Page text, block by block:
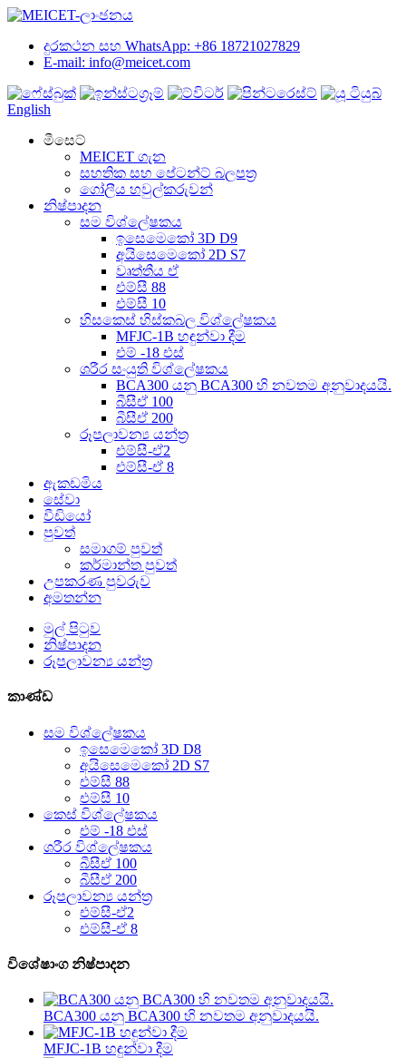
දුරකථන සහ WhatsApp: +86 18721027829
E-mail: info@meicet.com
English
මීසෙට්
MEICET ගැන
සහතික සහ පේටන්ට් බලපත්‍ර
ගෝලීය හවුල්කරුවන්
නිෂ්පාදන
සම විශ්ලේෂකය
ඉසෙමෙකෝ 3D D9
අයිසෙමෙකෝ 2D S7
වෘත්තීය ඒ
එම්සී 88
එම්සී 10
හිසකෙස් හිස්කබල විශ්ලේෂකය
MFJC-1B හඳුන්වා දීම
එම් -18 එස්
ශරීර සංයුති විශ්ලේෂකය
BCA300 යනු BCA300 හි නවතම අනුවාදයයි.
බීසීඒ 100
බීසීඒ 200
රූපලාවන්‍ය යන්ත්‍ර
එම්සී-ඒ2
එම්සී-ඒ 8
ඇකඩමිය
සේවා
වීඩියෝ
පුවත්
සමාගම් පුවත්
කර්මාන්ත පුවත්
උපකරණ පුවරුව
අමතන්න
මුල් පිටුව
නිෂ්පාදන
රූපලාවන්‍ය යන්ත්‍ර
කාණ්ඩ
සම විශ්ලේෂකය
ඉසෙමෙකෝ 3D D8
අයිසෙමෙකෝ 2D S7
එම්සී 88
එම්සී 10
කෙස් විශ්ලේෂකය
එම් -18 එස්
ශරීර විශ්ලේෂකය
බීසීඒ 100
බීසීඒ 200
රූපලාවන්‍ය යන්ත්‍ර
එම්සී-ඒ2
එම්සී-ඒ 8
විශේෂාංග නිෂ්පාදන
BCA300 යනු BCA300 හි නවතම අනුවාදයයි.
MFJC-1B හඳුන්වා දීම